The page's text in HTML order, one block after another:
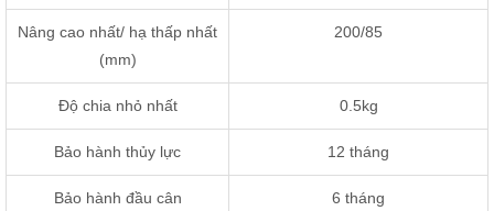
Nâng cao nhất/ hạ thấp nhất
(mm)
200/85
Độ chia nhỏ nhất 0.5kg
Bảo hành thủy lực 12 tháng
Bảo hành đầu cân 6 tháng